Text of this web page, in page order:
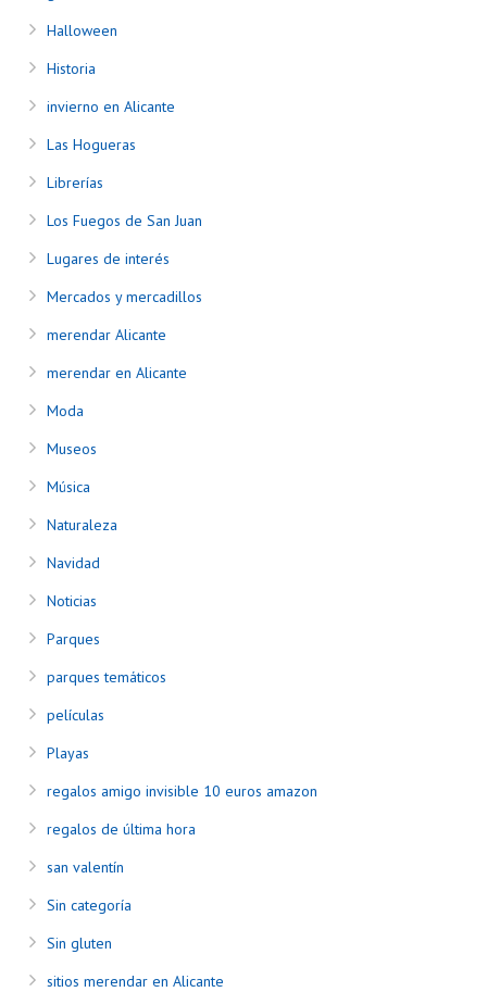
Halloween
Historia
invierno en Alicante
Las Hogueras
Librerías
Los Fuegos de San Juan
Lugares de interés
Mercados y mercadillos
merendar Alicante
merendar en Alicante
Moda
Museos
Música
Naturaleza
Navidad
Noticias
Parques
parques temáticos
películas
Playas
regalos amigo invisible 10 euros amazon
regalos de última hora
san valentín
Sin categoría
Sin gluten
sitios merendar en Alicante